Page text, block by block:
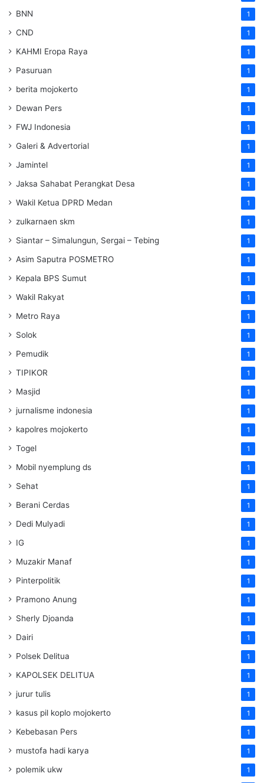
BNN 1
CND 1
KAHMI Eropa Raya 1
Pasuruan 1
berita mojokerto 1
Dewan Pers 1
FWJ Indonesia 1
Galeri & Advertorial 1
Jamintel 1
Jaksa Sahabat Perangkat Desa 1
Wakil Ketua DPRD Medan 1
zulkarnaen skm 1
Siantar – Simalungun, Sergai – Tebing 1
Asim Saputra POSMETRO 1
Kepala BPS Sumut 1
Wakil Rakyat 1
Metro Raya 1
Solok 1
Pemudik 1
TIPIKOR 1
Masjid 1
jurnalisme indonesia 1
kapolres mojokerto 1
Togel 1
Mobil nyemplung ds 1
Sehat 1
Berani Cerdas 1
Dedi Mulyadi 1
IG 1
Muzakir Manaf 1
Pinterpolitik 1
Pramono Anung 1
Sherly Djoanda 1
Dairi 1
Polsek Delitua 1
KAPOLSEK DELITUA 1
jurur tulis 1
kasus pil koplo mojokerto 1
Kebebasan Pers 1
mustofa hadi karya 1
polemik ukw 1